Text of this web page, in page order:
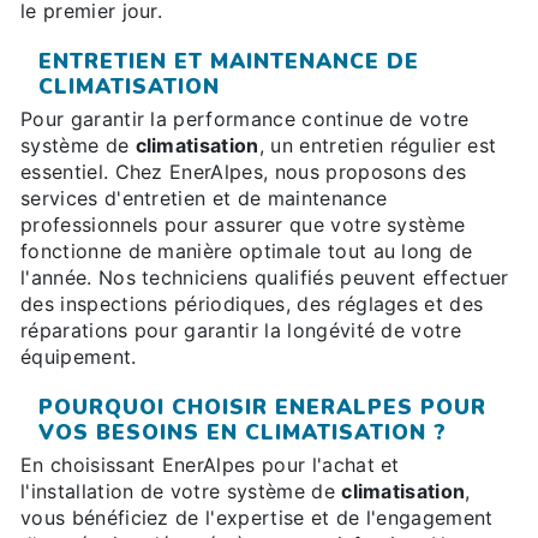
le premier jour.
ENTRETIEN ET MAINTENANCE DE
CLIMATISATION
Pour garantir la performance continue de votre
système de climatisation, un entretien régulier est
essentiel. Chez EnerAlpes, nous proposons des
services d'entretien et de maintenance
professionnels pour assurer que votre système
fonctionne de manière optimale tout au long de
l'année. Nos techniciens qualifiés peuvent effectuer
des inspections périodiques, des réglages et des
réparations pour garantir la longévité de votre
équipement.
POURQUOI CHOISIR ENERALPES POUR
VOS BESOINS EN CLIMATISATION ?
En choisissant EnerAlpes pour l'achat et
l'installation de votre système declimatisation,
vous bénéficiez de l'expertise et de l'engagement